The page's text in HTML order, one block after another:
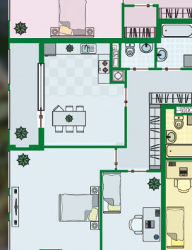
Квартира
№5 кімнат: 2
ЗАГАЛЬНА ПЛОЩА - 89.82 М2
ЖИТЛОВА ПЛОЩА - 40.11 М2
ЗАГАЛЬНА ПЛОЩА -66.76 М2
ЖИТЛОВА ПЛОЩА -17.29 М2